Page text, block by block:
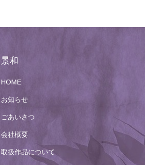
景和
HOME
お知らせ
ごあいさつ
会社概要
取扱作品について